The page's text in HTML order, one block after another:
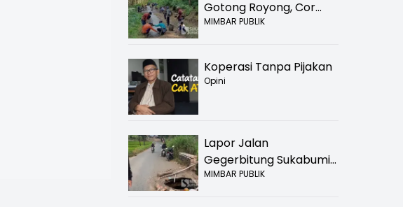
Gotong Royong, Cor
Jalan Hancur di
MIMBAR PUBLIK
Koperasi Tanpa Pijakan
Opini
Lapor Jalan
Gegerbitung Sukabumi
Bolong! Bahaya Bagi
MIMBAR PUBLIK